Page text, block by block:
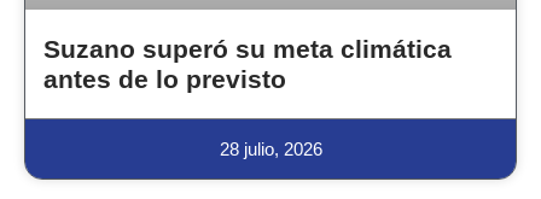
Suzano superó su meta climática
antes de lo previsto
28 julio, 2026